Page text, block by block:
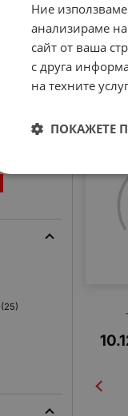
(25)
Ние
анализираме
сайт от ваша
с друга
на техните
ПОКАЖЕТЕ